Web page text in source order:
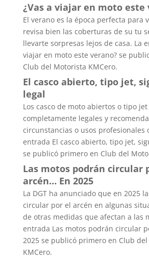
¿Vas a viajar en moto este
El verano es la época perfecta para
revisa bien las coberturas de su tu
llevarte sorpresas lejos de casa. La
viajar en moto este verano? se
Club del Motorista KMCero.
El casco abierto, tipo jet,
legal
Los casco de moto abiertos o tipo jet
completamente legales y
circunstancias o usos profesionales
entrada El casco abierto, tipo jet,
se publicó primero en Club del
Las motos podrán circular
arcén… En 2025
La DGT ha anunciado que en 2025
circular por el arcén en algunas
de otras medidas que afectan a las
entrada Las motos podrán circular
2025 se publicó primero en Club
KMCero.